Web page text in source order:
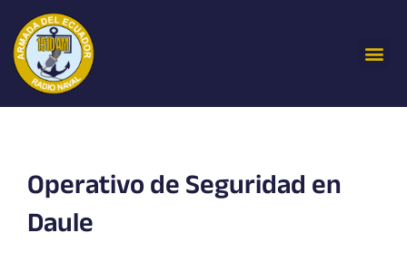
contenido
Operativo de Seguridad en
Daule